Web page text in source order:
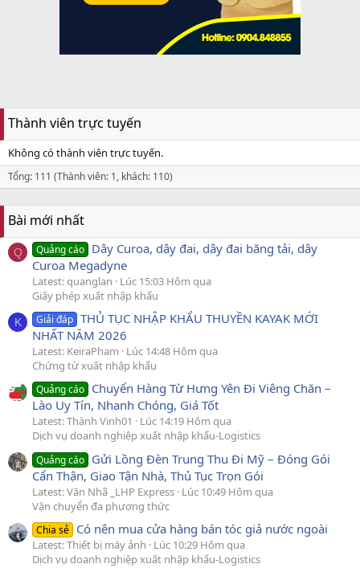
Thành viên trực tuyến
Không có thành viên trực tuyến.
Tổng: 111 (Thành viên: 1, khách: 110)
Bài mới nhất
Q Quảng cáo Dây Curoa, dây đai, dây đai băng tải, dây
Curoa Megadyne
Latest: quanglan
Lúc 15:03 Hôm qua
Giấy phép xuất nhập khẩu
K Giải đáp THỦ TỤC NHẬP KHẨU THUYỀN KAYAK MỚI
NHẤT NĂM 2026
Latest: KeiraPham
Lúc 14:48 Hôm qua
Chứng từ xuất nhập khẩu
Quảng cáo Chuyển Hàng Từ Hưng Yên Đi Viêng Chăn –
Lào Uy Tín, Nhanh Chóng, Giá Tốt
Latest: Thành Vinh01
Lúc 14:19 Hôm qua
Dịch vụ doanh nghiệp xuất nhập khẩu-Logistics
Quảng cáo Gửi Lồng Đèn Trung Thu Đi Mỹ – Đóng Gói
Cẩn Thận, Giao Tận Nhà, Thủ Tục Trọn Gói
Latest: Văn Nhã _LHP Express Lúc 10:49 Hôm qua
Vận chuyển đa phương thức
Chia sẻ Có nên mua cửa hàng bán tóc giả nước ngoài
Latest: Thiết bị máy ảnh
Lúc 10:29 Hôm qua
Dịch vụ doanh nghiệp xuất nhập khẩu-Logistics